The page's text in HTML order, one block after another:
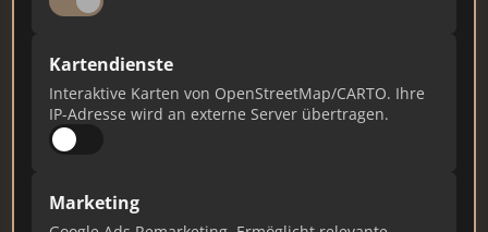
Kartendienste
Interaktive Karten von OpenStreetMap/CARTO. Ihre
IP-Adresse wird an externe Server übertragen.
Marketing
Gesamtpunkte
Ist das Ihr Unternehmen?
Daten und erhalten Sie monatliche Ranking-
Updates.